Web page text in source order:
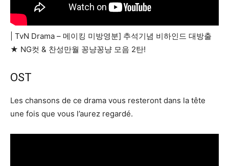
| TvN Drama – 메이킹 미방영분] 추석기념 비하인드 대방출
★ NG컷 & 찬성만월 꽁냥꽁냥 모음 2탄!
OST
Les chansons de ce drama vous resteront dans la tête
une fois que vous l’aurez regardé.